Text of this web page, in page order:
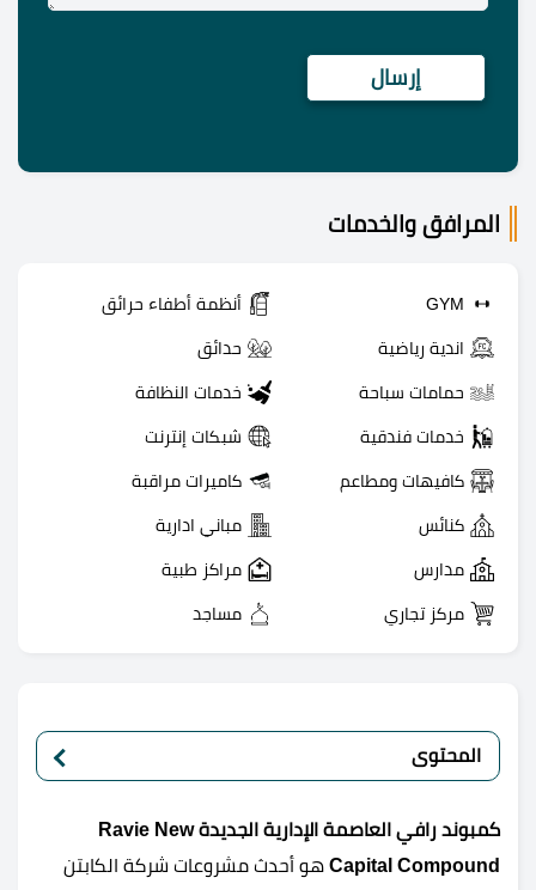
المرافق والخدمات
GYM أنظمة أطفاء حرائق
اندية رياضية حدائق
حمامات سباحة خدمات النظافة
خدمات فندقية شبكات إنترنت
كافيهات ومطاعم كاميرات مراقبة
كنائس مباني ادارية
مدارس مراكز طبية
مركز تجاري مساجد
المحتوى
كمبوند رافي العاصمة الإدارية الجديدةRavie New
Capital Compound هو أحدث مشروعات شركة الكابتن